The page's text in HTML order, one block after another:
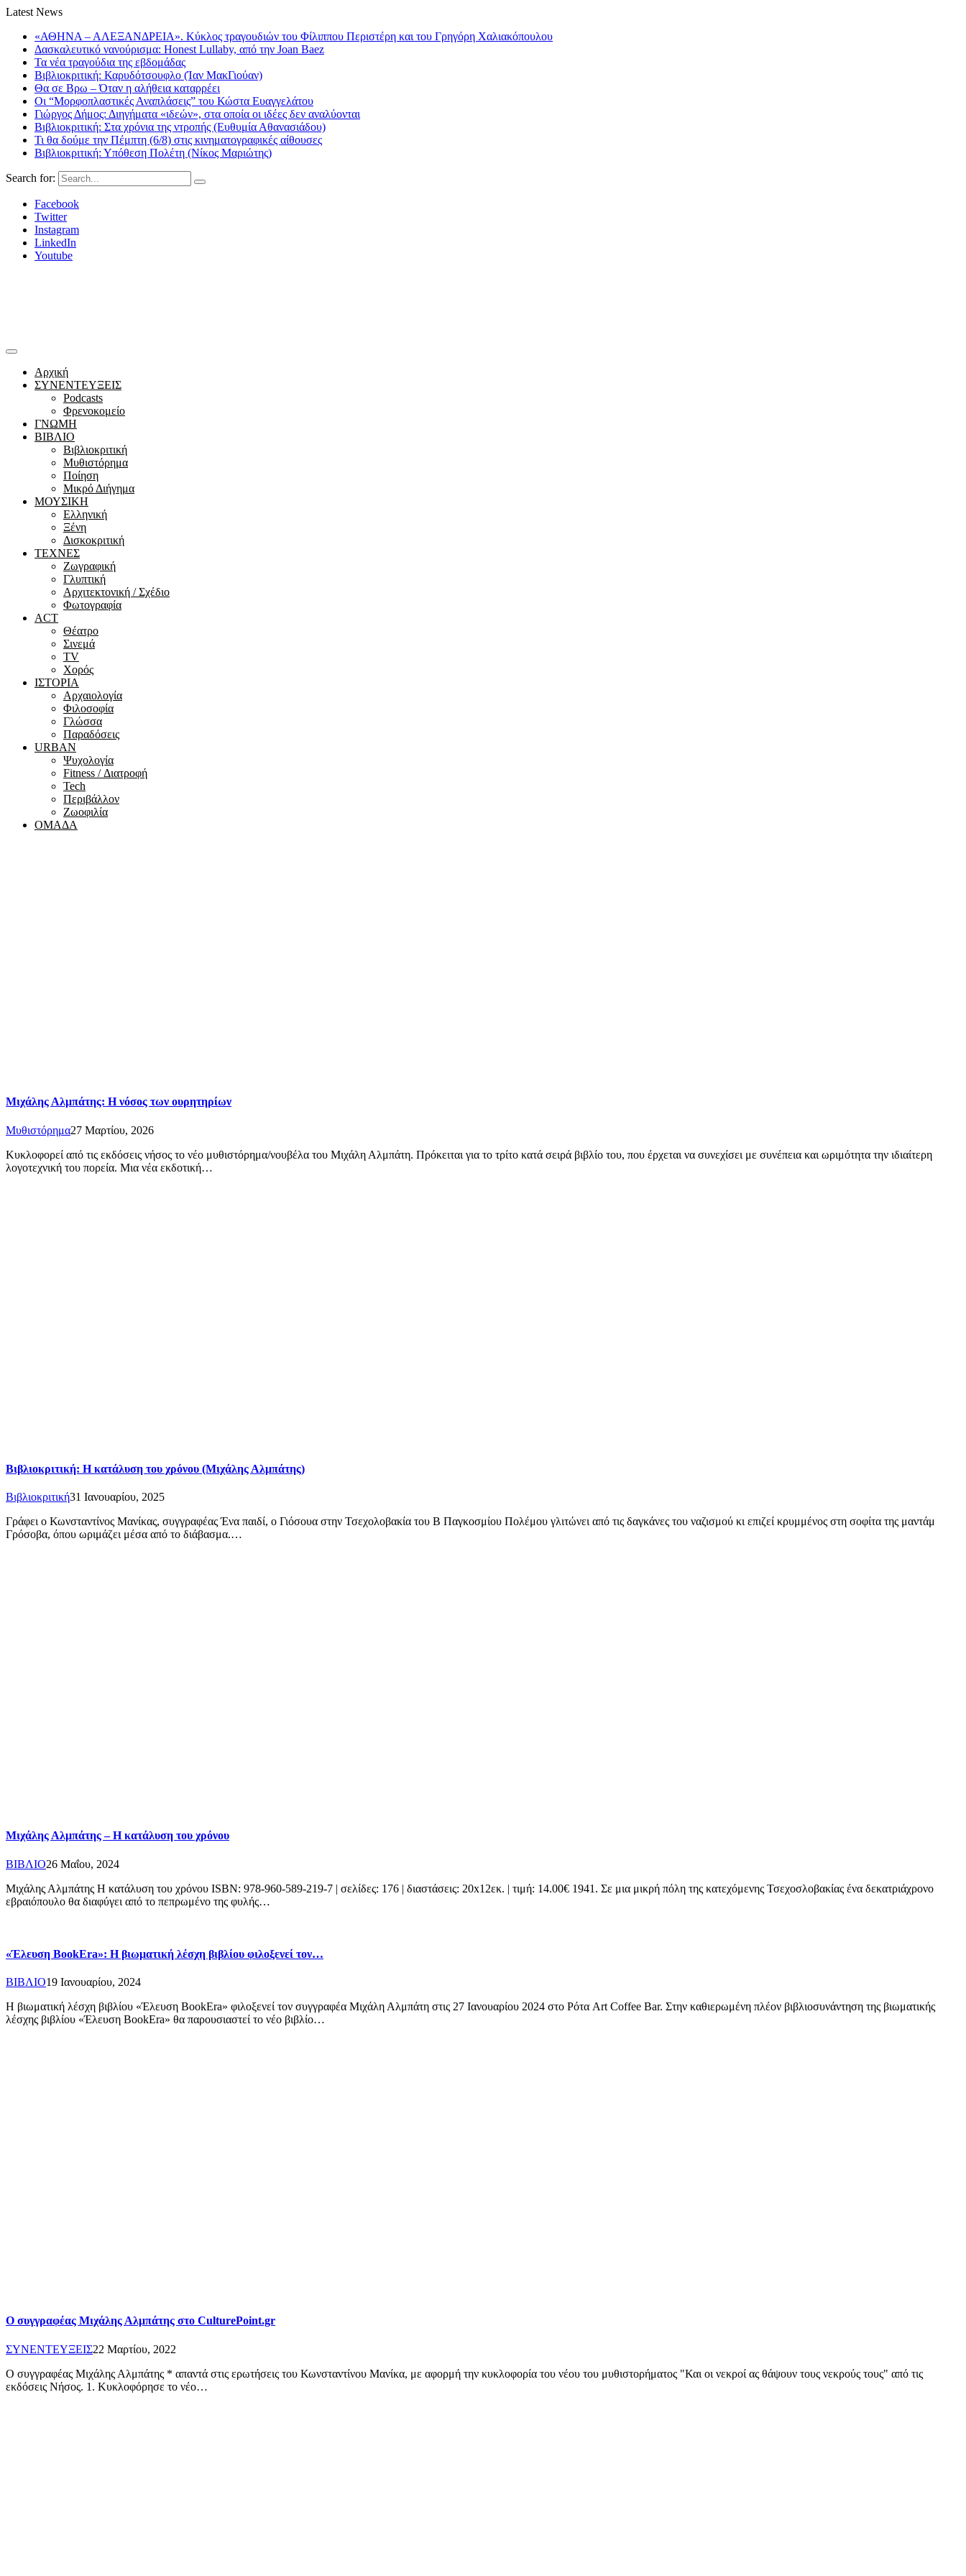
Latest News
«ΑΘΗΝΑ – ΑΛΕΞΑΝΔΡΕΙΑ». Κύκλος τραγουδιών του Φίλιππου Περιστέρη και του Γρηγόρη Χαλιακόπουλου
Δασκαλευτικό νανούρισμα: Honest Lullaby, από την Joan Baez
Τα νέα τραγούδια της εβδομάδας
Βιβλιοκριτική: Καρυδότσουφλο (Ίαν ΜακΓιούαν)
Θα σε Βρω – Όταν η αλήθεια καταρρέει
Οι “Μορφοπλαστικές Αναπλάσεις” του Κώστα Ευαγγελάτου
Γιώργος Δήμος: Διηγήματα «ιδεών», στα οποία οι ιδέες δεν αναλύονται
Βιβλιοκριτική: Στα χρόνια της ντροπής (Ευθυμία Αθανασιάδου)
Τι θα δούμε την Πέμπτη (6/8) στις κινηματογραφικές αίθουσες
Βιβλιοκριτική: Υπόθεση Πολέτη (Νίκος Μαριώτης)
Search for:
Facebook
Twitter
Instagram
LinkedIn
Youtube
Αρχική
ΣΥΝΕΝΤΕΥΞΕΙΣ
Podcasts
Φρενοκομείο
ΓΝΩΜΗ
ΒΙΒΛΙΟ
Βιβλιοκριτική
Μυθιστόρημα
Ποίηση
Μικρό Διήγημα
ΜΟΥΣΙΚΗ
Ελληνική
Ξένη
Δισκοκριτική
ΤΕΧΝΕΣ
Ζωγραφική
Γλυπτική
Αρχιτεκτονική / Σχέδιο
Φωτογραφία
ACT
Θέατρο
Σινεμά
ΤV
Χορός
ΙΣΤΟΡΙΑ
Αρχαιολογία
Φιλοσοφία
Γλώσσα
Παραδόσεις
URBAN
Ψυχολογία
Fitness / Διατροφή
Tech
Περιβάλλον
Ζωοφιλία
ΟΜΑΔΑ
Μιχάλης Αλμπάτης: Η νόσος των ουρητηρίων
Μυθιστόρημα27 Μαρτίου, 2026
Kυκλοφορεί από τις εκδόσεις νήσος το νέο μυθιστόρημα/νουβέλα του Μιχάλη Αλμπάτη. Πρόκειται για το τρίτο κατά σειρά βιβλίο του, που έρχεται να συνεχίσει με συνέπεια και ωριμότητα την ιδιαίτερη
λογοτεχνική του πορεία. Μια νέα εκδοτική…
Βιβλιοκριτική: Η κατάλυση του χρόνου (Μιχάλης Αλμπάτης)
Βιβλιοκριτική31 Ιανουαρίου, 2025
Γράφει ο Κωνσταντίνος Μανίκας, συγγραφέας Ένα παιδί, ο Γιόσουα στην Τσεχολοβακία του Β Παγκοσμίου Πολέμου γλιτώνει από τις δαγκάνες του ναζισμού κι επιζεί κρυμμένος στη σοφίτα της μαντάμ
Γρόσοβα, όπου ωριμάζει μέσα από το διάβασμα.…
Μιχάλης Αλμπάτης – Η κατάλυση του χρόνου
ΒΙΒΛΙΟ26 Μαΐου, 2024
Μιχάλης Αλμπάτης Η κατάλυση του χρόνου ISBN: 978-960-589-219-7 | σελίδες: 176 | διαστάσεις: 20x12εκ. | τιμή: 14.00€ 1941. Σε μια μικρή πόλη της κατεχόμενης Τσεχοσλοβακίας ένα δεκατριάχρονο
εβραιόπουλο θα διαφύγει από το πεπρωμένο της φυλής…
«Έλευση BookEra»: Η βιωματική λέσχη βιβλίου φιλοξενεί τον…
ΒΙΒΛΙΟ19 Ιανουαρίου, 2024
Η βιωματική λέσχη βιβλίου «Έλευση BookEra» φιλοξενεί τον συγγραφέα Μιχάλη Αλμπάτη στις 27 Ιανουαρίου 2024 στο Ρότα Art Coffee Bar. Στην καθιερωμένη πλέον βιβλιοσυνάντηση της βιωματικής
λέσχης βιβλίου «Έλευση BookEra» θα παρουσιαστεί το νέο βιβλίο…
Ο συγγραφέας Μιχάλης Αλμπάτης στο CulturePoint.gr
ΣΥΝΕΝΤΕΥΞΕΙΣ22 Μαρτίου, 2022
Ο συγγραφέας Μιχάλης Αλμπάτης * απαντά στις ερωτήσεις του Κωνσταντίνου Μανίκα, με αφορμή την κυκλοφορία του νέου του μυθιστορήματος "Και οι νεκροί ας θάψουν τους νεκρούς τους" από τις
εκδόσεις Νήσος. 1. Κυκλοφόρησε το νέο…